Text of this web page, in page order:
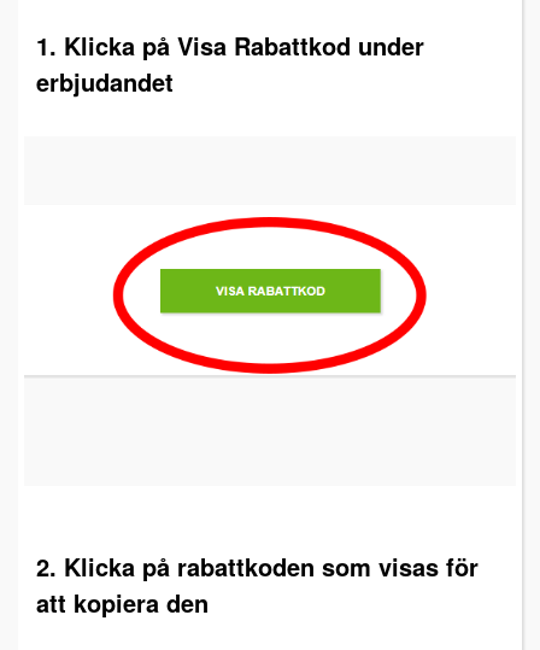
1. Klicka på Visa Rabattkod under
erbjudandet
2. Klicka på rabattkoden som visas för
att kopiera den